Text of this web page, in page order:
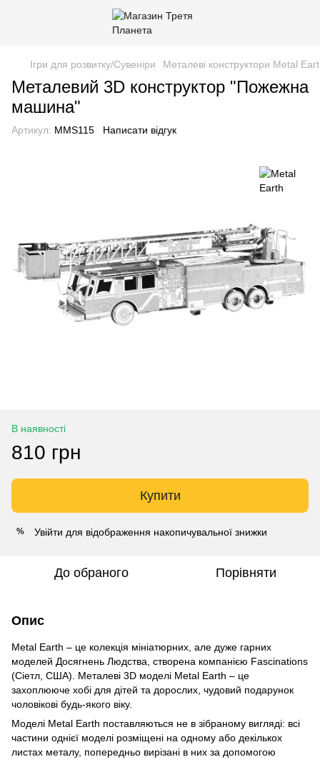
Ігри для розвитку/Сувеніри Металеві конструктори Metal
Металевий 3D конструктор "Пожежна
машина"
Артикул: MMS115 Написати відгук
В наявності
810 грн
Купити
% Увійти для відображення накопичувальної знижки
До обраного Порівняти
Опис
Metal Earth – це колекція мініатюрних, але дуже гарних
моделей Досягнень Людства, створена компанією Fascinations
(Сіетл, США). Металеві 3D моделі Metal Earth – це
захоплююче хобі для дітей та дорослих, чудовий подарунок
чоловікові будь-якого віку.
Моделі Metal Earth поставляються не в зібраному вигляді: всі
частини однієї моделі розміщені на одному або декількох
листах металу, попередньо вирізані в них за допомогою